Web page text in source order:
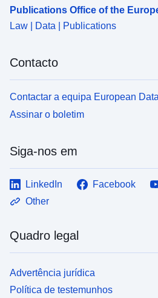
Publications Office of the
Law | Data | Publications
Contacto
Contactar a equipa European
Assinar o boletim
Siga-nos em
LinkedIn Facebook
Other
Quadro legal
Advertência jurídica
Política de testemunhos